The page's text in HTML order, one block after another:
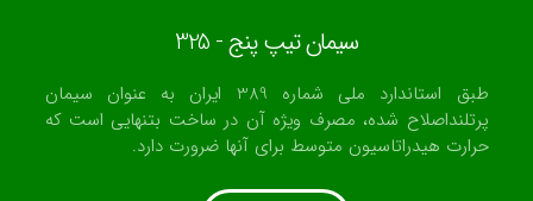
سیمان تیپ پنج - 325
طبق استاندارد ملی شماره 389 ایران به عنوان سیمان
پرتلنداصلاح شده، مصرف ویژه آن در ساخت بتنهایی است كه
حرارت هیدراتاسیون متوسط برای آنها ضرورت دارد.